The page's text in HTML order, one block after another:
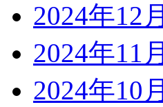
2024年12月
2024年11月
2024年10月